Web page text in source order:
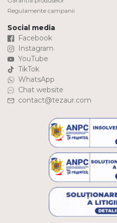
Regulamente campanii
Social media
Facebook
Instagram
YouTube
TikTok
WhatsApp
Chat website
contact@tezaur.com